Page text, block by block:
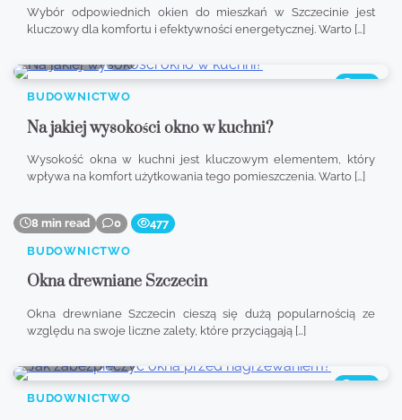
Wybór odpowiednich okien do mieszkań w Szczecinie jest
kluczowy dla komfortu i efektywności energetycznej. Warto […]
382
BUDOWNICTWO
Na jakiej wysokości okno w kuchni?
Wysokość okna w kuchni jest kluczowym elementem, który
wpływa na komfort użytkowania tego pomieszczenia. Warto […]
8 min read 0 477
BUDOWNICTWO
Okna drewniane Szczecin
Okna drewniane Szczecin cieszą się dużą popularnością ze
względu na swoje liczne zalety, które przyciągają […]
366
BUDOWNICTWO